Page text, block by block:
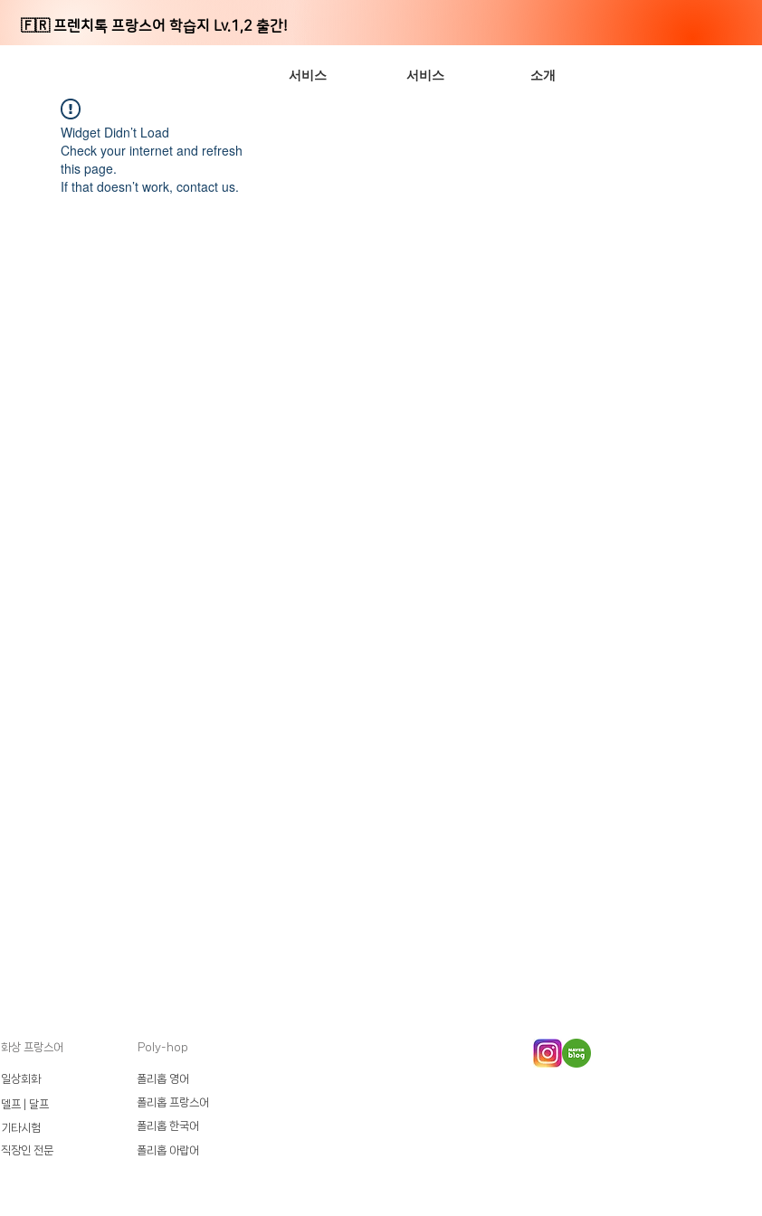
서비스 서비스 소개
🇫🇷 프렌치톡 프랑스어 학습지 Lv.1,2 출간!
Widget Didn’t Load
Check your internet and refresh
this page.
If that doesn’t work, contact us.
​화상 프랑스어
일상회화
델프 | 달프
기타시험
직장인 전문
Poly-hop
폴리홉 영어
폴리홉 프랑스어
폴리홉 한국어
폴리홉 아랍어